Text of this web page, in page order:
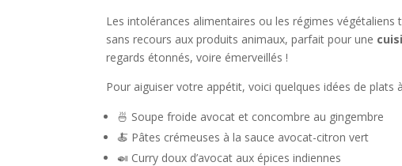
Les intolérances alimentaires ou les régimes végétaliens
sans recours aux produits animaux, parfait pour une
regards étonnés, voire émerveillés !
Pour aiguiser votre appétit, voici quelques idées de plats
🍜 Soupe froide avocat et concombre au gingembre
🍝 Pâtes crémeuses à la sauce avocat-citron vert
🍛 Curry doux d’avocat aux épices indiennes